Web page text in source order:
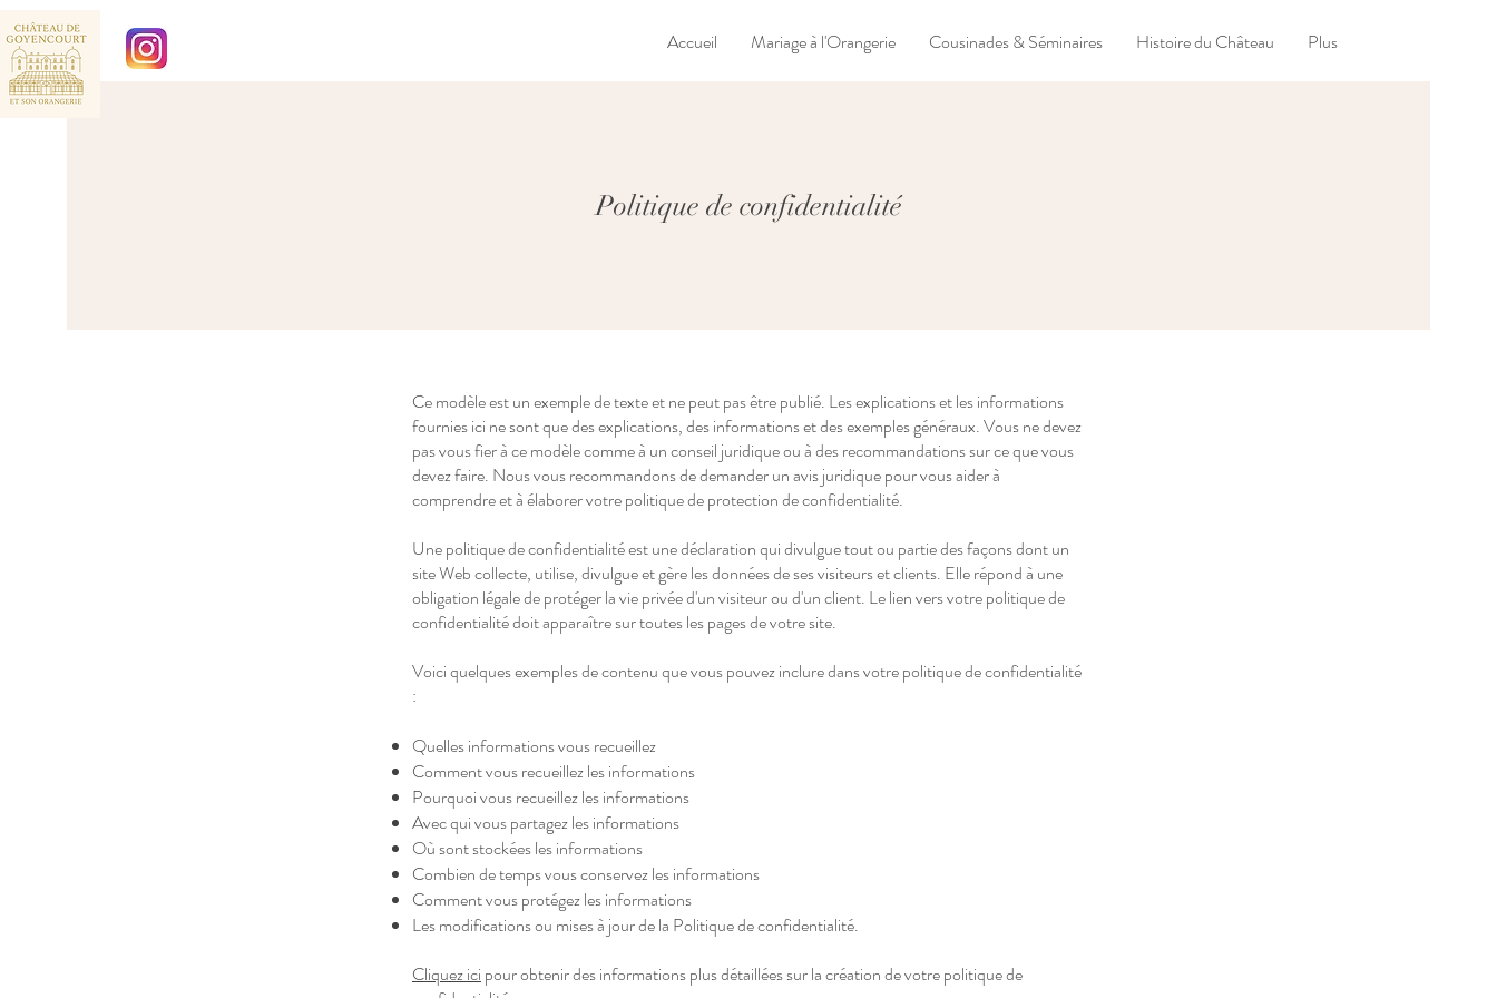
Accueil Mariage à l'Orangerie Cousinades & Séminaires Histoire du Château Plus
Politique de confidentialité
Ce modèle est un exemple de texte et ne peut pas être publié. Les explications et les informations
fournies ici ne sont que des explications, des informations et des exemples généraux. Vous ne devez
pas vous fier à ce modèle comme à un conseil juridique ou à des recommandations sur ce que vous
devez faire. Nous vous recommandons de demander un avis juridique pour vous aider à
comprendre et à élaborer votre politique de protection de confidentialité.
Une politique de confidentialité est une déclaration qui divulgue tout ou partie des façons dont un
site Web collecte, utilise, divulgue et gère les données de ses visiteurs et clients. Elle répond à une
obligation légale de protéger la vie privée d'un visiteur ou d'un client. Le lien vers votre politique de
confidentialité doit apparaître sur toutes les pages de votre site.
Voici quelques exemples de contenu que vous pouvez inclure dans votre politique de confidentialité
:
Quelles informations vous recueillez
Comment vous recueillez les informations
Pourquoi vous recueillez les informations
Avec qui vous partagez les informations
Où sont stockées les informations
Combien de temps vous conservez les informations
Comment vous protégez les informations
Les modifications ou mises à jour de la Politique de confidentialité.
Cliquez ici pour obtenir des informations plus détaillées sur la création de votre politique de